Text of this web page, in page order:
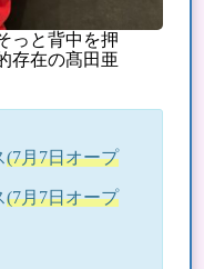
っと背中を押
存在の髙田亜
(7月7日オープ
(7月7日オープ